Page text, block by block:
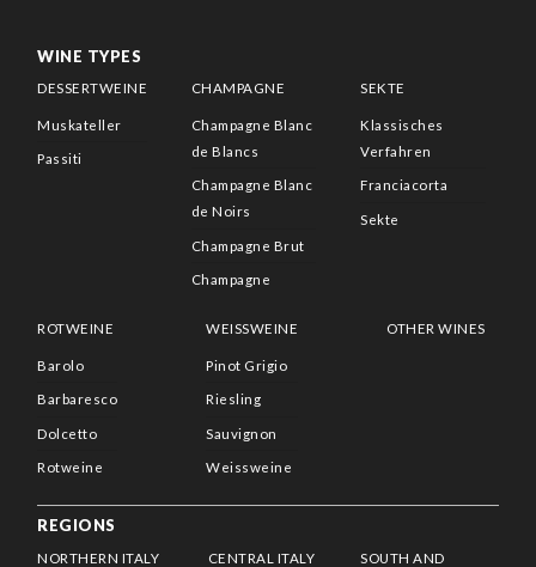
WINE TYPES
DESSERTWEINE
Muskateller
Passiti
CHAMPAGNE
Champagne Blanc
de Blancs
Champagne Blanc
de Noirs
Champagne Brut
Champagne
SEKTE
Klassisches
Verfahren
Franciacorta
Sekte
ROTWEINE
Barolo
Barbaresco
Dolcetto
Rotweine
WEISSWEINE
Pinot Grigio
Riesling
Sauvignon
Weissweine
OTHER WINES
REGIONS
NORTHERN ITALY CENTRAL ITALY
SOUTH AND